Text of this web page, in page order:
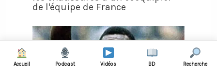
de l'équipe de France
Accueil Podcast Vidéos BD Recherche